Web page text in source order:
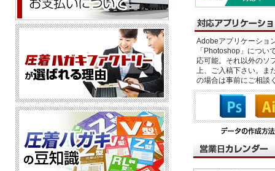
Adobeアプリケーショ
「Photoshop」につい
応可能。それ以外のソ
上、ご入稿下さい。ま
の場合は事前にご相談